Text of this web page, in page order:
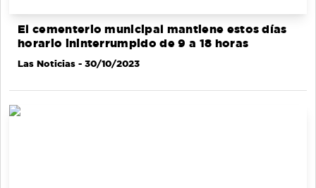
El cementerio municipal mantiene estos días
horario ininterrumpido de 9 a 18 horas
Las Noticias - 30/10/2023